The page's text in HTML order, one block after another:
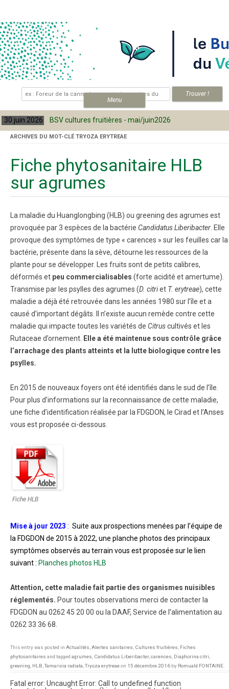
Menu
.
30 juin 2026 BSV cultures fruitières - mai/juin2026
ARCHIVES DU MOT-CLÉTRYOZA ERYTREAE
Fiche phytosanitaire HLB
sur agrumes
La maladie du Huanglongbing (HLB) ou greening des agrumes est
provoquée par 3 espèces de la bactérie Candidatus Liberibacter . Elle
provoque des symptômes de type « carences » sur les feuilles car la
bactérie, présente dans la sève, détourne les ressources de la
plante pour se développer. Les fruits sont de petits calibres,
déformés et peu commercialisables (forte acidité et amertume).
Transmise par les psylles des agrumes (D. citriet T. erytreae), cette
maladie a déjà été retrouvée dans les années 1980 sur l’île et a
causé d’important dégâts. Il n’existe aucun remède contre cette
maladie qui impacte toutes les variétés de Citruscultivés et les
Rutaceae d’ornement. Elle a été maintenue sous contrôle grâce
l’arrachage des plants atteints et la lutte biologique contre les
psylles.
En 2015 de nouveaux foyers ont été identifiés dans le sud de l’île.
Pour plus d’informations sur la reconnaissance de cette maladie,
une fiche d’identification réalisée par la FDGDON, le Cirad et l’Anses
vous est proposée ci-dessous.
Fiche HLB
Mise à jour 2023 : Suite aux prospections menées par l’équipe de
la FDGDON de 2015 à 2022, une planche photos des principaux
symptômes observés au terrain vous est proposée sur le lien
suivant : Planches photos HLB
Attention, cette maladie fait partie des organismes nuisibles
réglementés. Pour toutes observations merci de contacter la
FDGDON au 0262 45 20 00 ou la DAAF, Service de l’alimentation au
0262 33 36 68.
This entry was posted in Actualités Alertes sanitaires Cultures fruitières Fiches
phytosanitaires and tagged agrumes Candidatus Liberibacter, carences Diaphorina citri
greening HLB Tamarixia radiata Tryoza erytreaeon 15 décembre 2016 by Romuald FONTAINE
Fatal error: Uncaught Error: Call to undefined function